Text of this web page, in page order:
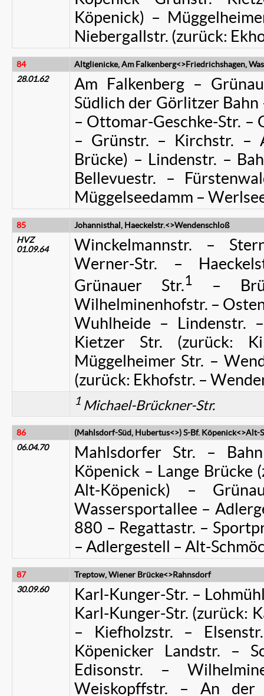
Köpenick) –
Niebergallstr. (zurück:
84 Altglienicke, Am Falkenberg<>Friedrichshagen,
28.01.62
Am Falkenberg –
Südlich der Görlitzer
– Ottomar-Geschke-Str. –
– Grünstr. – Kirchstr. –
Brücke) – Lindenstr. –
Bellevuestr. –
Müggelseedamm –
85
Johannisthal, Haeckelstr.<>Wendenschloß
HVZ
01.09.64
Winckelmannstr. –
Werner-Str. –
Grünauer Str.1 –
Wilhelminenhofstr. –
Wuhlheide – Lindenstr.
Kietzer Str. (zurück:
Müggelheimer Str. –
(zurück: Ekhofstr. –
1 Michael-Brückner-Str.
86
(Mahlsdorf-Süd, Hubertus<>) S-Bf. Köpenick<>Alt-
06.04.70
Mahlsdorfer Str. –
Köpenick – Lange Brücke
Alt-Köpenick) –
Wassersportallee –
880 – Regattastr. –
– Adlergestell – Alt-
87
Treptow, Wiener Brücke<>Rahnsdorf
30.09.60
Karl-Kunger-Str. –
Karl-Kunger-Str. (zurück:
– Kiefholzstr. –
Köpenicker Landstr. –
Edisonstr. –
Weiskopffstr. – An der